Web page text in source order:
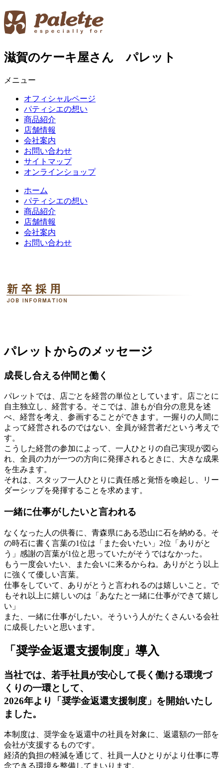
滋賀のケーキ屋さん パレット
メニュー
オフィシャルページ
パティシエの想い
商品紹介
店舗情報
会社案内
お問い合わせ
サイトマップ
オンラインショップ
ホーム
パティシエの想い
商品紹介
店舗情報
会社案内
お問い合わせ
パレットからのメッセージ
成長し合える仲間と働く
パレットでは、店ごとを経営の単位としています。店ごとに
自主独立し、経営する。そこでは、誰もが自分の意見を述
べ、経営を考え、参画することができます。一握りの人間に
よって経営されるのではない、全員が経営者だという考えで
す。
こうした経営の参加によって、一人ひとりの自己実現が図ら
れ、全員の力が一つの方向に発揮されるときに、大きな成果
を生みます。
それは、スタッフ一人ひとりに責任感と覚悟を喚起し、リー
ダーシップを発揮することを求めます。
一緒に仕事がしたいと言われる
なくなった人の供養に、青森県にある恐山に石を納める。そ
の時石に書く言葉の1位は「また会いたい」2位「ありがと
う」感謝の言葉が1位と思っていたがそうではなかった。
もう一度会いたい、また会いに来るからね。ありがとう以上
に強くて優しい言葉。
仕事をしていて、ありがとうと言われるのは嬉しいこと。で
もそれ以上に嬉しいのは「あなたと一緒に仕事ができて嬉し
い」
また、一緒に仕事がしたい。そういう人がたくさんいる会社
に成長したいと思います。
「奨学金返還支援制度」導入
当社では、若手社員が安心して長く働ける環境づ
くりの一環として、
2026年より「奨学金返還支援制度」を開始いたし
ました。
本制度は、奨学金を返還中の社員を対象に、返還額の一部を
会社が支援するものです。
経済的負担の軽減を通じて、社員一人ひとりがより仕事に専
念できる環境を整備してまいります。